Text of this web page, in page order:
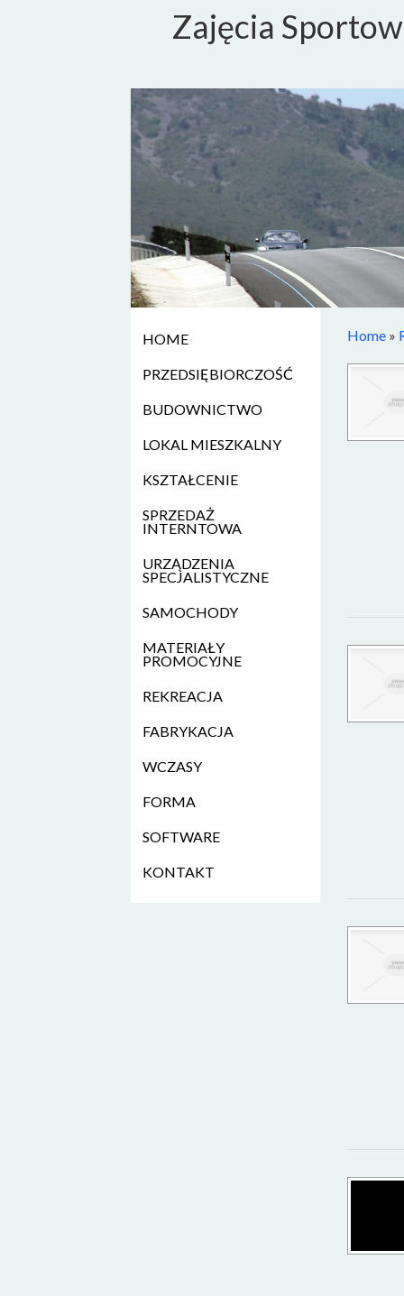
Zajęcia
HOME
PRZEDSIĘBIORCZOŚĆ
BUDOWNICTWO
LOKAL MIESZKALNY
KSZTAŁCENIE
SPRZEDAŻ
INTERNTOWA
URZĄDZENIA
SPECJALISTYCZNE
SAMOCHODY
MATERIAŁY
PROMOCYJNE
REKREACJA
FABRYKACJA
WCZASY
FORMA
SOFTWARE
KONTAKT
Home »